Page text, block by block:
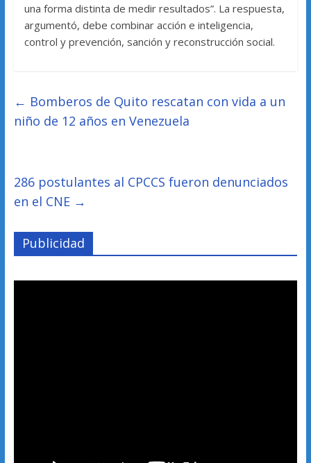
una forma distinta de medir resultados”. La respuesta,
argumentó, debe combinar acción e inteligencia,
control y prevención, sanción y reconstrucción social.
← Bomberos de Quito rescatan con vida a un
niño de 12 años en Venezuela
286 postulantes al CPCCS fueron denunciados
en el CNE →
Publicidad